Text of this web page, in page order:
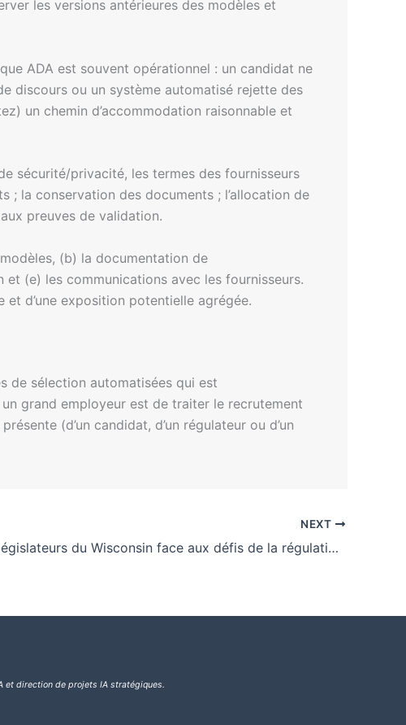
les versions antérieures des modèles et
ADA est souvent opérationnel : un candidat ne
discours ou un système automatisé rejette des
un chemin d’accommodation raisonnable et
sécurité/privacité, les termes des fournisseurs
; la conservation des documents ; l’allocation de
preuves de validation.
(b) la documentation de
(e) les communications avec les fournisseurs.
d’une exposition potentielle agrégée.
de sélection automatisées qui est
grand employeur est de traiter le recrutement
(d’un candidat, d’un régulateur ou d’un
NEXT
Les législateurs du Wisconsin face aux défis de la régulation de l’IA
et direction de projets IA stratégiques.